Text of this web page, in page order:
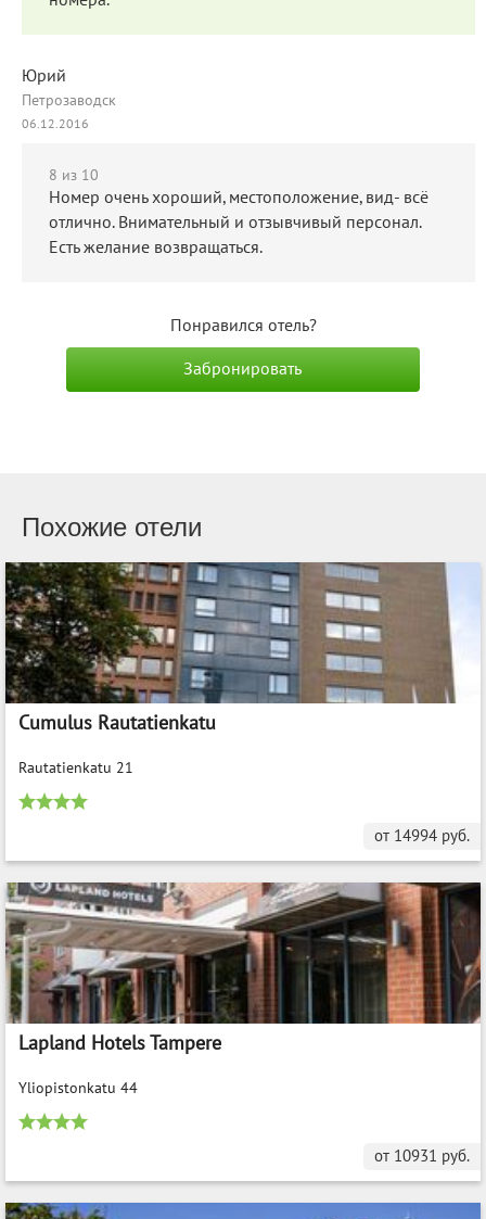
Юрий
Петрозаводск
06.12.2016
8 из 10
Номер очень хороший, местоположение, вид- всё
отлично. Внимательный и отзывчивый персонал.
Есть желание возвращаться.
Понравился отель?
Забронировать
Похожие отели
Cumulus Rautatienkatu
Rautatienkatu 21
от 14994 руб.
Lapland Hotels Tampere
Yliopistonkatu 44
от 10931 руб.